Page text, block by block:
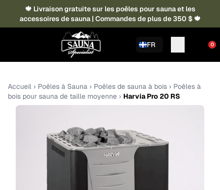
🍁 Livraison gratuite sur les poêles pour sauna et les
accessoires de sauna | Commandes de plus de 350 $ 🍁
FR 0
Accueil › Poêles à Sauna › Poêles de sauna à bois › Poêles à
bois pour sauna de taille moyenne › Harvia Pro 20 RS